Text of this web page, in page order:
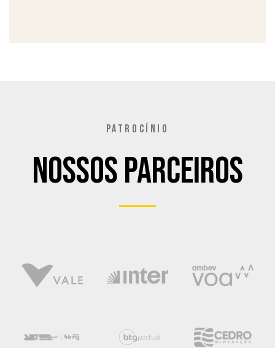
PATROCÍNIO
Nossos Parceiros